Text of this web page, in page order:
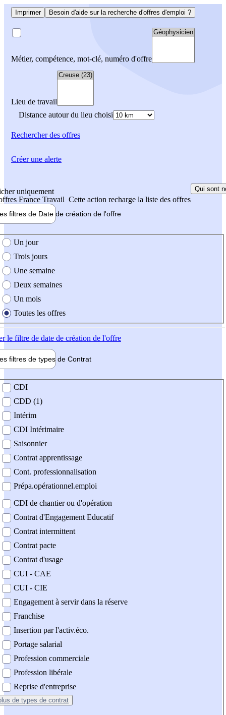
Imprimer Besoin d'aide sur la recherche d'offres d'emploi ?
Métier, compétence, mot-clé, numéro d'offre
Lieu de travail
Distance autour du lieu choisi
Rechercherdes offres
uniquement
France Travail Cette action recharge la liste des offres
Qui sont
filtres de Date de création de l'offre
création de l'offre
Un jour
Trois jours
Une semaine
Deux semaines
Un mois
Toutes les offres
le filtre de date de création de l'offre
filtres de types de Contrat
contrat
CDI
CDD (1)
Intérim
CDI Intérimaire
Saisonnier
Contrat apprentissage
Cont. professionnalisation
Prépa.opérationnel.emploi
CDI de chantier ou d'opération
Contrat d'Engagement Educatif
Contrat intermittent
Contrat pacte
Contrat d'usage
CUI - CAE
CUI - CIE
Engagement à servir dans la réserve
Franchise
Insertion par l'activ.éco.
Portage salarial
Profession commerciale
Profession libérale
Reprise d'entreprise
de types de contrat
Créer une alerte